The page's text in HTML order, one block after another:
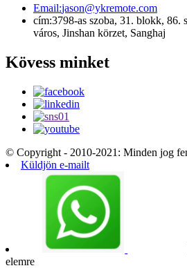
Email:jason@ykremote.com
cím:3798-as szoba, 31. blokk,
város, Jinshan körzet, Sanghaj
Kövess minket
© Copyright - 2010-2021: Minden jog
Küldjön e-mailt
elemre